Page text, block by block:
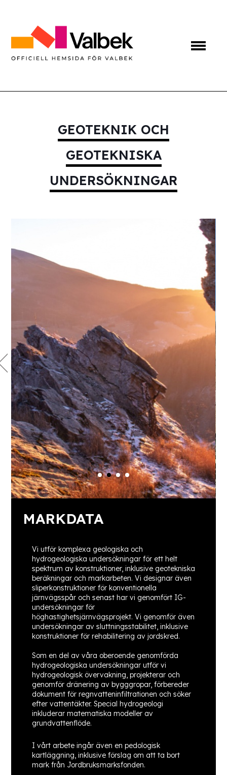
GEOTEKNIK OCH
GEOTEKNISKA
UNDERSÖKNINGAR
MARKDATA
Vi utför komplexa geologiska och
hydrogeologiska undersökningar för ett helt
spektrum av konstruktioner, inklusive geotekniska
beräkningar och markarbeten. Vi designar även
sliperkonstruktioner för konventionella
järnvägsspår och senast har vi genomfört IG-
undersökningar för
höghastighetsjärnvägsprojekt. Vi genomför även
undersökningar av sluttningsstabilitet, inklusive
konstruktioner för rehabilitering av jordskred.
Som en del av våra oberoende genomförda
hydrogeologiska undersökningar utför vi
hydrogeologisk övervakning, projekterar och
genomför dränering av bygggropar, förbereder
dokument för regnvatteninfiltrationen och söker
efter vattentäkter. Special hydrogeologi
inkluderar matematiska modeller av
grundvattenflöde.
I vårt arbete ingår även en pedologisk
kartläggning, inklusive förslag om att ta bort
mark från Jordbruksmarksfonden.